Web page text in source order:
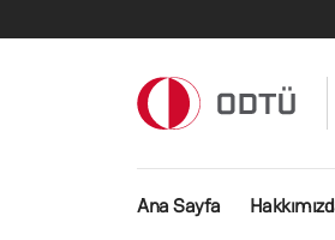
Ana gezinti
Ana Sayfa